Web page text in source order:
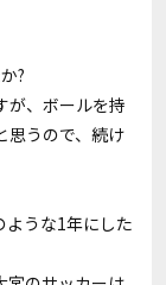
?
が、ボールを持
思うので、続け
ような1年にした